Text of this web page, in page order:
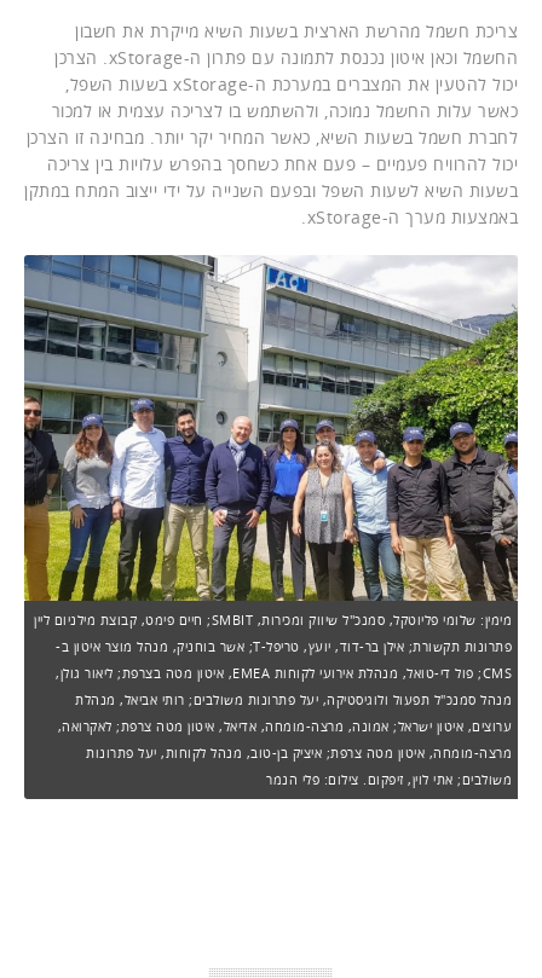
צריכת חשמל מהרשת הארצית בשעות השיא מייקרת את חשבון
החשמל וכאן איטון נכנסת לתמונה עם פתרון ה-xStorage. הצרכן
יכול להטעין את המצברים במערכת ה-xStorage בשעות השפל,
כאשר עלות החשמל נמוכה, ולהשתמש בו לצריכה עצמית או למכור
לחברת חשמל בשעות השיא, כאשר המחיר יקר יותר. מבחינה זו הצרכן
יכול להרוויח פעמיים – פעם אחת כשחסך בהפרש עלויות בין צריכה
בשעות השיא לשעות השפל ובפעם השנייה על ידי ייצוב המתח במתקן
באמצעות מערך ה-xStorage.
מימין: שלומי פליוטקל, סמנכ"ל שיווק ומכירות, SMBIT; חיים פימט, קבוצת מילניום ליין
פתרונות תקשורת; אילן בר-דוד, יועץ, טריפל-T; אשר בוחניק, מנהל מוצר איטון ב-
CMS; פול די-טואל, מנהלת אירועי לקוחות EMEA, איטון מטה בצרפת; ליאור גולן,
מנהל סמנכ"ל תפעול ולוגיסטיקה, יעל פתרונות משולבים; רותי אביאל, מנהלת
ערוצים, איטון ישראל; אמונה, מרצה-מומחה, אדיאל, איטון מטה צרפת; לאקרואה,
מרצה-מומחה, איטון מטה צרפת; איציק בן-טוב, מנהל לקוחות, יעל פתרונות
משולבים; אתי לוין, זיפקום. צילום: פלי הנמר